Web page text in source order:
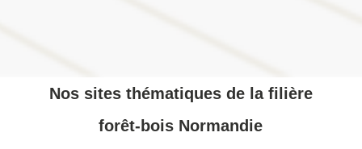
Nos sites thématiques de la filière
forêt-bois Normandie